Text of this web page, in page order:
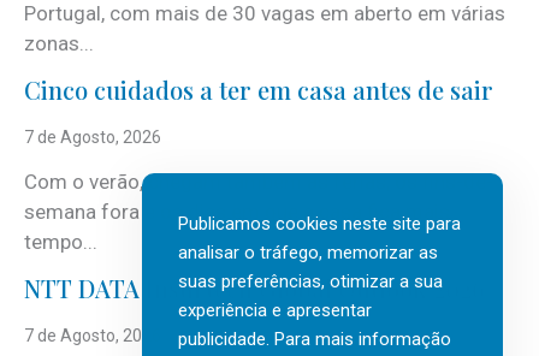
Portugal, com mais de 30 vagas em aberto em várias
zonas...
Cinco cuidados a ter em casa antes de sair
7 de Agosto, 2026
Com o verão, chegam também as férias, os fins-de-
semana fora e os dias em que a casa fica mais
tempo...
NTT DATA Insurtech Global Outlook 2026
7 de Agosto, 2026
Publicamos cookies neste site para
analisar o tráfego, memorizar as
suas preferências, otimizar a sua
experiência e apresentar
publicidade. Para mais informação